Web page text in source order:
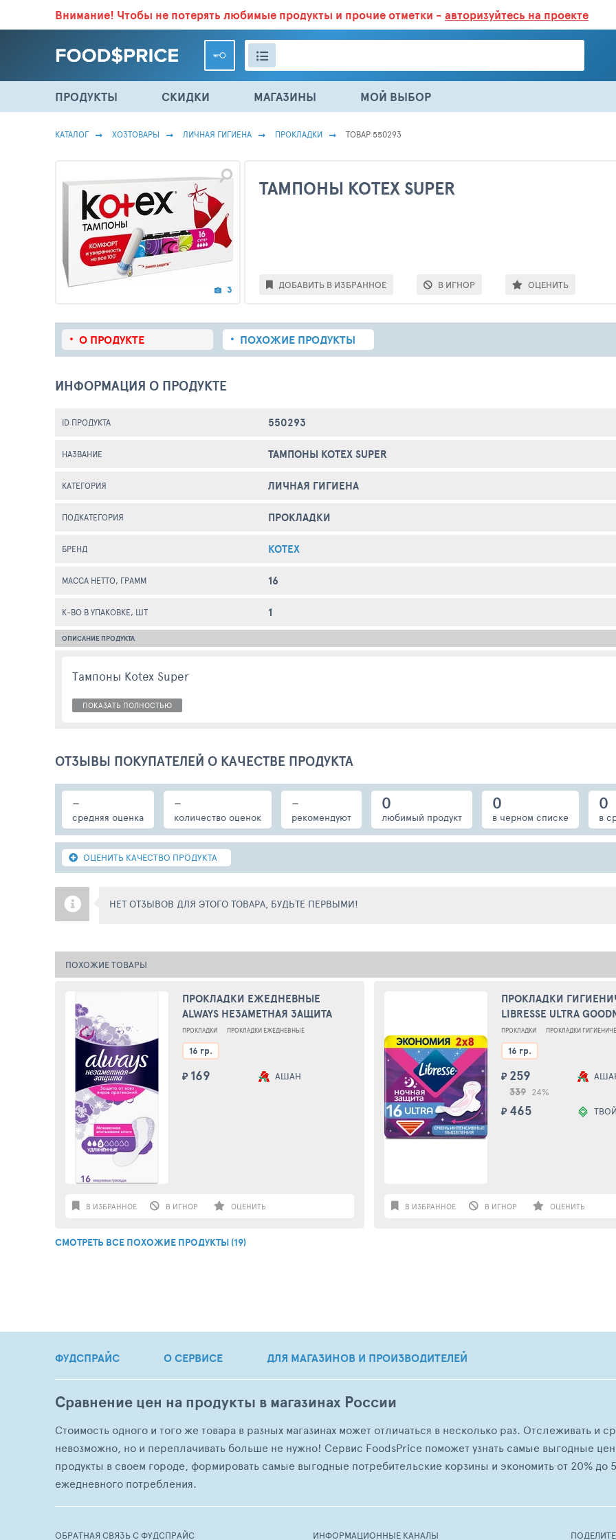
ВСЕ СКИДКИ И ВЫГОДНЫЕ ЦЕНЫ НА ПРОДУКТЫ В МАГАЗИНАХ.БОЛЬШЕ 100 000 ТОВАРОВ. ЕЖЕДНЕВНОЕ ОБНОВЛЕНИЕ
Внимание! Чтобы не потерять любимые продукты и прочие отметки - авторизуйтесь на проекте
ПРОДУКТЫ СКИДКИ МАГАЗИНЫ МОЙ ВЫБОР
КАТАЛОГ ХОЗТОВАРЫ ЛИЧНАЯ ГИГИЕНА ПРОКЛАДКИ ТОВАР 550293
ТАМПОНЫ KOTEX SUPER
3 ДОБАВИТЬ В ИЗБРАННОЕ В ИГНОР ОЦЕНИТЬ
О ПРОДУКТЕ ПОХОЖИЕ ПРОДУКТЫ
ИНФОРМАЦИЯ О ПРОДУКТЕ
ID ПРОДУКТА 550293
НАЗВАНИЕ ТАМПОНЫ KOTEX SUPER
КАТЕГОРИЯ ЛИЧНАЯ ГИГИЕНА
ПОДКАТЕГОРИЯ ПРОКЛАДКИ
БРЕНД KOTEX
МАССА НЕТТО, ГРАММ 16
К-ВО В УПАКОВКЕ, ШТ 1
ОПИСАНИЕ ПРОДУКТА
Тампоны Kotex Super
ПОКАЗАТЬ ПОЛНОСТЬЮ
ОТЗЫВЫ ПОКУПАТЕЛЕЙ О КАЧЕСТВЕ ПРОДУКТА
-
средняя оценка
-
количество оценок
-
рекомендуют
0
любимый продукт
0
в черном списке
0
в
ОЦЕНИТЬ КАЧЕСТВО ПРОДУКТА
НЕТ ОТЗЫВОВ ДЛЯ ЭТОГО ТОВАРА, БУДЬТЕ ПЕРВЫМИ!
ПОХОЖИЕ ТОВАРЫ
ПРОКЛАДКИ ЕЖЕДНЕВНЫЕ
ALWAYS НЕЗАМЕТНАЯ ЗАЩИТА
УДЛИНЕННЫЕ, 16 ШТ
ПРОКЛАДКИ ПРОКЛАДКИ ЕЖЕДНЕВНЫЕ
16 гр.
₽ 169 АШАН
В ИЗБРАННОЕ В ИГНОР ОЦЕНИТЬ
ПРОКЛАДКИ
LIBRESSE ULTRA
НОЧНЫЕ 16 ШТ
ПРОКЛАДКИ ПРОКЛАДКИ
16 гр.
₽ 259
339 24%
₽ 465
В ИЗБРАННОЕ В ИГНОР ОЦЕНИТЬ
СМОТРЕТЬ ВСЕ ПОХОЖИЕ ПРОДУКТЫ (19)
ФУДСПРАЙС О СЕРВИСЕ ДЛЯ МАГАЗИНОВ И ПРОИЗВОДИТЕЛЕЙ
Сравнение цен на продукты в магазинах России
Стоимость одного и того же товара в разных магазинах может отличаться в несколько раз. Отслеживать и
невозможно, но и переплачивать больше не нужно! Сервис FoodsPrice поможет узнать самые выгодные
продукты в своем городе, формировать самые выгодные потребительские корзины и экономить от 20% до
ежедневного потребления.
ОБРАТНАЯ СВЯЗЬ С ФУДСПРАЙС ИНФОРМАЦИОННЫЕ КАНАЛЫ